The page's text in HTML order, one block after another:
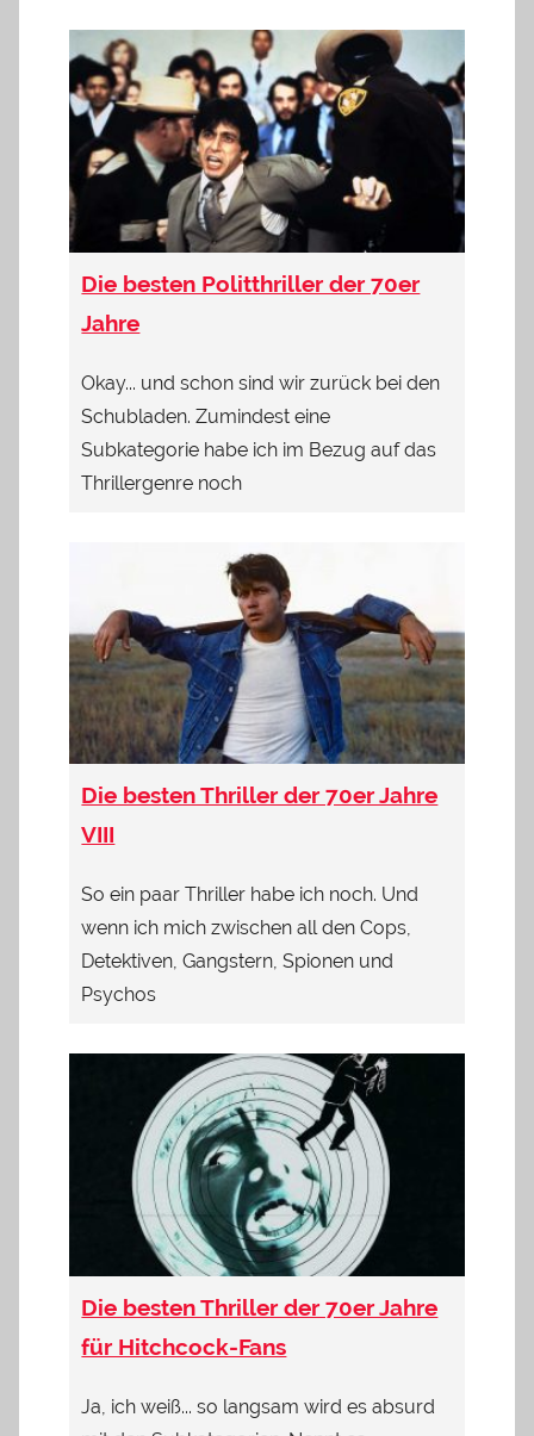
Die besten Politthriller der 70er
Jahre
Okay... und schon sind wir zurück bei den
Schubladen. Zumindest eine
Subkategorie habe ich im Bezug auf das
Thrillergenre noch
Die besten Thriller der 70er Jahre
VIII
So ein paar Thriller habe ich noch. Und
wenn ich mich zwischen all den Cops,
Detektiven, Gangstern, Spionen und
Psychos
Die besten Thriller der 70er Jahre
für Hitchcock-Fans
Ja, ich weiß... so langsam wird es absurd